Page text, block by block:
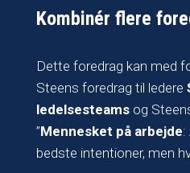
Kombinér flere
Dette foredrag kan med
Steens foredrag til ledere
ledelsesteamsog
”Mennesket på arbejde:
bedste intentioner, men